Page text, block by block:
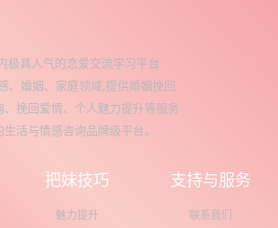
极具人气的恋爱交流学习平台
、婚姻、家庭领域,提供婚姻挽回
挽回爱情、个人魅力提升等服务
活与情感咨询品牌级平台。
把妹技巧
魅力提升
支持与服务
联系我们